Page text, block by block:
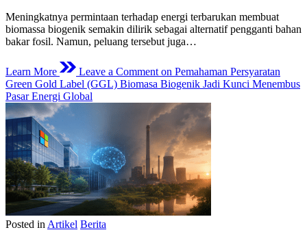
Meningkatnya permintaan terhadap energi terbarukan membuat
biomassa biogenik semakin dilirik sebagai alternatif pengganti bahan
bakar fosil. Namun, peluang tersebut juga…
Learn More Leave a Comment on Pemahaman Persyaratan
Green Gold Label (GGL) Biomasa Biogenik Jadi Kunci Menembus
Pasar Energi Global
Posted in Artikel Berita